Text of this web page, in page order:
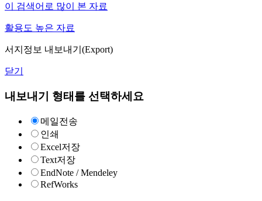
이 검색어로 많이 본 자료
활용도 높은 자료
서지정보 내보내기(Export)
닫기
내보내기 형태를 선택하세요
메일전송
인쇄
Excel저장
Text저장
EndNote / Mendeley
RefWorks